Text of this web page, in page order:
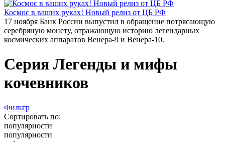
Космос в ваших руках! Новый релиз от ЦБ РФ
17 ноября Банк России выпустил в обращение потрясающую
серебряную монету, отражающую историю легендарных
космических аппаратов Венера-9 и Венера-10.
Серия Легенды и мифы
кочевников
Фильтр
Сортировать по:
популярности
популярности